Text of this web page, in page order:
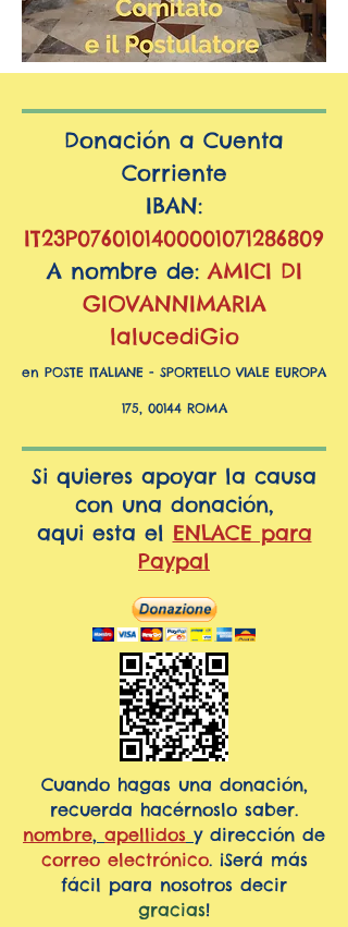
Donación a Cuenta
Corriente
IBAN:
IT23P0760101400001071286809
A nombre de:AMICI DI
GIOVANNIMARIA
lalucediGio
en POSTE ITALIANE - SPORTELLO VIALE EUROPA
175, 00144 ROMA
Si quieres apoyar la causa
con una donación,
aqui esta el ENLACE para
Paypal
Cuando hagas una donación,
recuerda hacérnoslo saber.
nombre, apellidos y dirección de
correo electrónico. ¡Será más
fácil para nosotros decir
gracias!